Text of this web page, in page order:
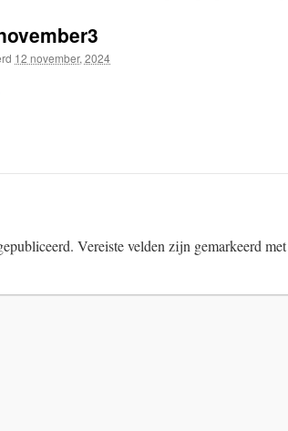
12 november, 2024
Vereiste velden zijn gemarkeerd met